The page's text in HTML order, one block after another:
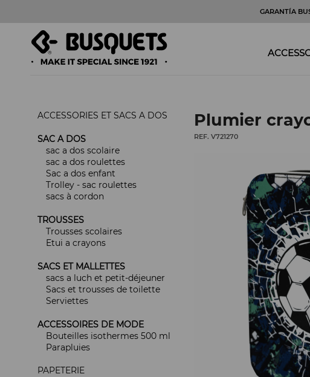
GARANTÍA
ACCESSORIES ET SACS A DOS
SAC A DOS
sac a dos scolaire
sac a dos roulettes
Sac a dos enfant
Trolley - sac roulettes
sacs à cordon
TROUSSES
Trousses scolaires
Etui a crayons
SACS ET MALLETTES
sacs a luch et petit-déjeuner
Sacs et trousses de toilette
Serviettes
ACCESSOIRES DE MODE
Bouteilles isothermes 500 ml
Parapluies
PAPETERIE
Plumier
REF. V721270